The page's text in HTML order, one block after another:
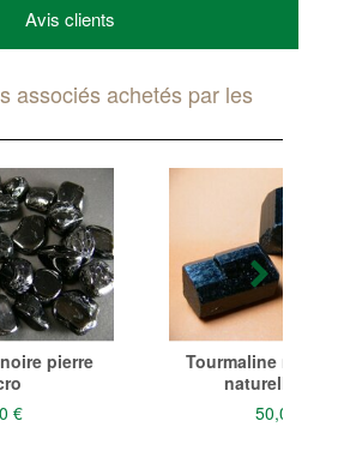
Avis clients
associés achetés par les
pierre
€
Tourmaline noire
naturelle
50,00 €